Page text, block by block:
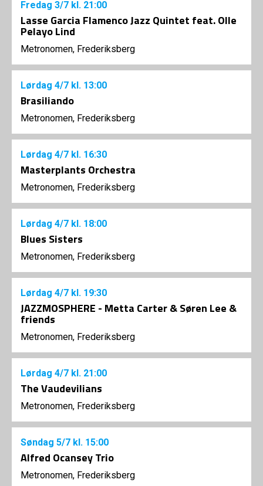
Fredag 3/7 kl. 21:00
Lasse Garcia Flamenco Jazz Quintet feat. Olle
Pelayo Lind
Metronomen, Frederiksberg
Lørdag 4/7 kl. 13:00
Brasiliando
Metronomen, Frederiksberg
Lørdag 4/7 kl. 16:30
Masterplants Orchestra
Metronomen, Frederiksberg
Lørdag 4/7 kl. 18:00
Blues Sisters
Metronomen, Frederiksberg
Lørdag 4/7 kl. 19:30
JAZZMOSPHERE - Metta Carter & Søren Lee &
friends
Metronomen, Frederiksberg
Lørdag 4/7 kl. 21:00
The Vaudevilians
Metronomen, Frederiksberg
Søndag 5/7 kl. 15:00
Alfred Ocansey Trio
Metronomen, Frederiksberg